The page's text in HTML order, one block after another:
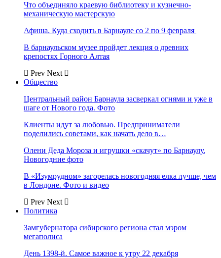
Что объединяло краевую библиотеку и кузнечно-
механическую мастерскую
Афиша. Куда сходить в Барнауле со 2 по 9 февраля
В барнаульском музее пройдет лекция о древних
крепостях Горного Алтая
Prev Next
Общество
Центральный район Барнаула засверкал огнями и уже в
шаге от Нового года. Фото
Клиенты идут за любовью. Предприниматели
поделились советами, как начать дело в…
Олени Деда Мороза и игрушки «скачут» по Барнаулу.
Новогодние фото
В «Изумрудном» загорелась новогодняя елка лучше, чем
в Лондоне. Фото и видео
Prev Next
Политика
Замгубернатора сибирского региона стал мэром
мегаполиса
День 1398-й. Самое важное к утру 22 декабря